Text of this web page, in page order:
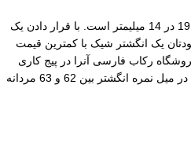
ابعاد سنگ رکاب مان استیل فیروزه 19 در 14 میلیمتر است. با قرار دادن یک
یک انگشتر شیک با کمترین قیمت
رکاب فارسی آنرا در پیج کاری
خودتان بفروش برسانید. سایز رکاب در میل نمره انگشتر بین 62 و 63 مردانه